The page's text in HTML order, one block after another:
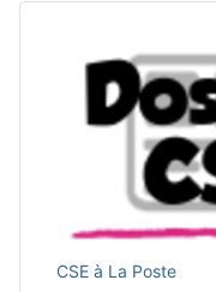
CSE à La Poste